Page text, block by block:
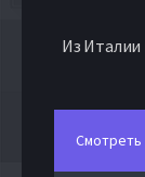
Из Италии
Смотреть